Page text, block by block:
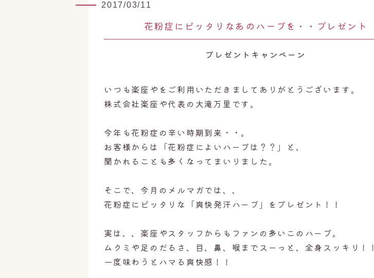
2017/03/11
花粉症にピッタリなあのハーブを・・プレゼント
プレゼントキャンペーン
いつも楽座やをご利用いただきましてありがとうございます。
株式会社楽座や代表の大滝万里です。
今年も花粉症の辛い時期到来・・。
お客様からは「花粉症によいハーブは？？」と、
聞かれることも多くなってまいりました。
そこで、今月のメルマガでは、、
花粉症にピッタリな「爽快発汗ハーブ」をプレゼント！！
実は、、楽座やスタッフからもファンの多いこのハーブ。
ムクミや足のだるさ、目、鼻、喉までスーっと、全身スッキリ！！
一度味わうとハマる爽快感！！